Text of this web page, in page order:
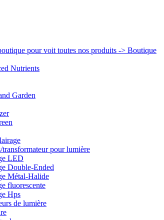
pour voit toutes nos produits -> Boutique
Nutrients
Garden
transformateur pour lumière
LED
Double-Ended
Métal-Halide
fluorescente
Hps
de lumière